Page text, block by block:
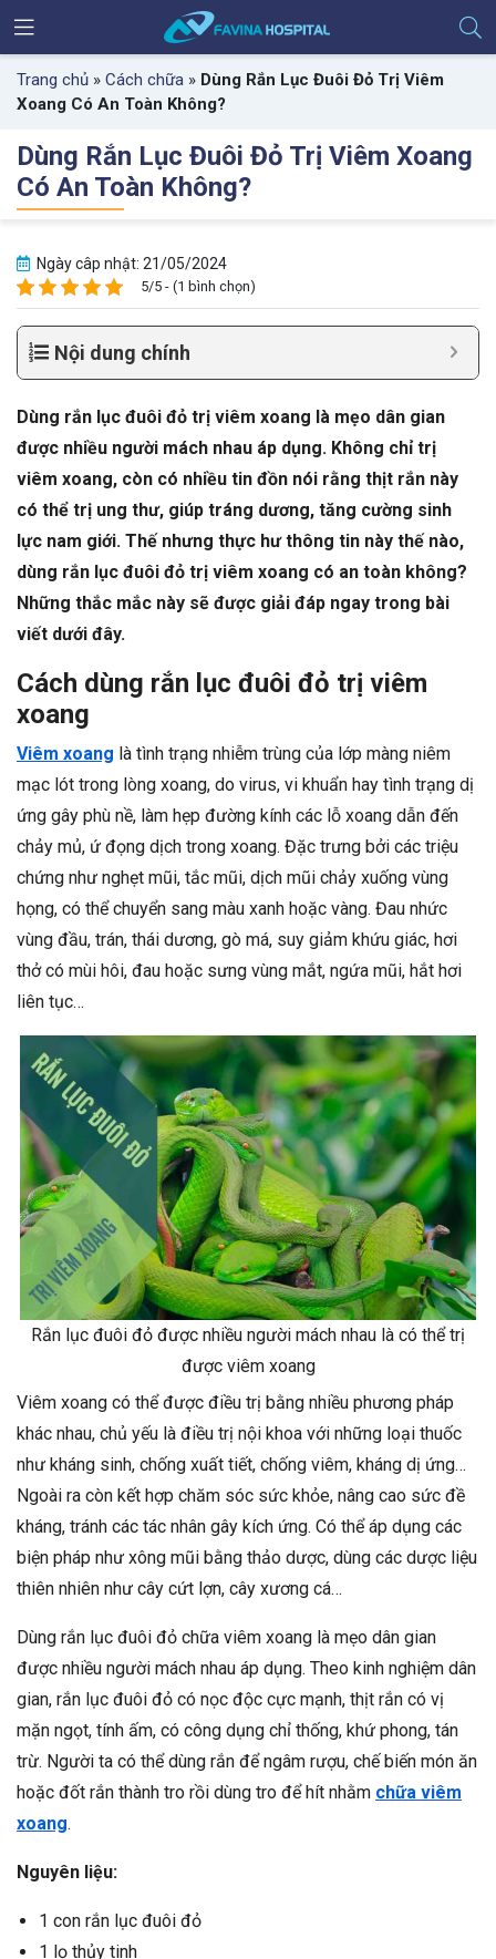
Trang chủ » Cách chữa » Dùng Rắn Lục Đuôi Đỏ Trị Viêm
Xoang Có An Toàn Không?
Dùng Rắn Lục Đuôi Đỏ Trị Viêm Xoang
Có An Toàn Không?
Ngày câp nhật: 21/05/2024
5/5 - (1 bình chọn)
Nội dung chính
Dùng rắn lục đuôi đỏ trị viêm xoang là mẹo dân gian
được nhiều người mách nhau áp dụng. Không chỉ trị
viêm xoang, còn có nhiều tin đồn nói rằng thịt rắn này
có thể trị ung thư, giúp tráng dương, tăng cường sinh
lực nam giới. Thế nhưng thực hư thông tin này thế nào,
dùng rắn lục đuôi đỏ trị viêm xoang có an toàn không?
Những thắc mắc này sẽ được giải đáp ngay trong bài
viết dưới đây.
Cách dùng rắn lục đuôi đỏ trị viêm
xoang
Viêm xoang là tình trạng nhiễm trùng của lớp màng niêm
mạc lót trong lòng xoang, do virus, vi khuẩn hay tình trạng dị
ứng gây phù nề, làm hẹp đường kính các lỗ xoang dẫn đến
chảy mủ, ứ đọng dịch trong xoang. Đặc trưng bởi các triệu
chứng như nghẹt mũi, tắc mũi, dịch mũi chảy xuống vùng
họng, có thể chuyển sang màu xanh hoặc vàng. Đau nhức
vùng đầu, trán, thái dương, gò má, suy giảm khứu giác, hơi
thở có mùi hôi, đau hoặc sưng vùng mắt, ngứa mũi, hắt hơi
liên tục…
Rắn lục đuôi đỏ được nhiều người mách nhau là có thể trị
được viêm xoang
Viêm xoang có thể được điều trị bằng nhiều phương pháp
khác nhau, chủ yếu là điều trị nội khoa với những loại thuốc
như kháng sinh, chống xuất tiết, chống viêm, kháng dị ứng…
Ngoài ra còn kết hợp chăm sóc sức khỏe, nâng cao sức đề
kháng, tránh các tác nhân gây kích ứng. Có thể áp dụng các
biện pháp như xông mũi bằng thảo dược, dùng các dược liệu
thiên nhiên như cây cứt lợn, cây xương cá…
Dùng rắn lục đuôi đỏ chữa viêm xoang là mẹo dân gian
được nhiều người mách nhau áp dụng. Theo kinh nghiệm dân
gian, rắn lục đuôi đỏ có nọc độc cực mạnh, thịt rắn có vị
mặn ngọt, tính ấm, có công dụng chỉ thống, khứ phong, tán
trừ. Người ta có thể dùng rắn để ngâm rượu, chế biến món ăn
hoặc đốt rắn thành tro rồi dùng tro để hít nhằm chữa viêm
xoang.
Nguyên liệu:
1 con rắn lục đuôi đỏ
1 lọ thủy tinh